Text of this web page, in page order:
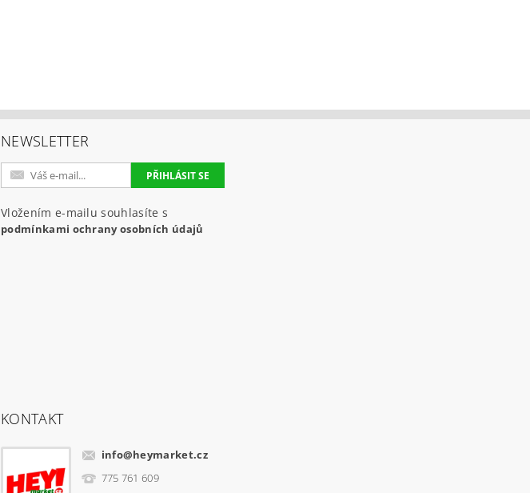
NEWSLETTER
Vložením e-mailu souhlasíte s
podmínkami ochrany osobních údajů
KONTAKT
info@heymarket.cz
775 761 609